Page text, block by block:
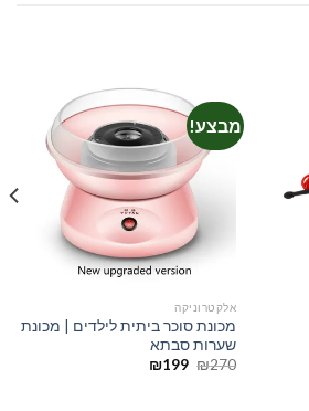
מבצע!
אלקטרוניקה
מכונת סוכר ביתית לילדים | מכונת
שערות סבתא
₪270
המחיר
₪199
המחיר